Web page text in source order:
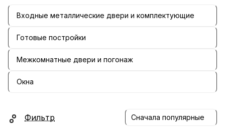
Входные металлические двери и комплектующие
Готовые постройки
Межкомнатные двери и погонаж
Окна
Фильтр Сначала популярные